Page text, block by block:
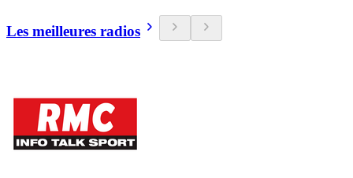
Les meilleures radios